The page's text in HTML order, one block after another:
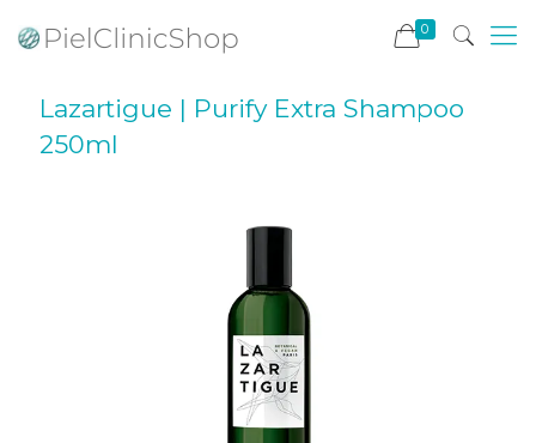
0
Lazartigue | Purify Extra Shampoo
250ml